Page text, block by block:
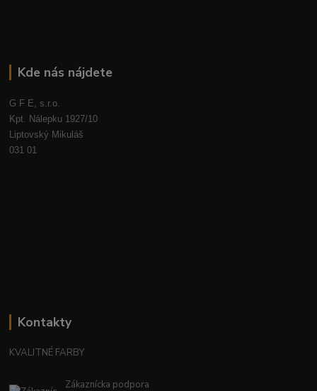
Kde nás nájdete
G F E, s.r.o.
Kpt. Nálepku 1927/10
Liptovský Mikuláš
031 01
Kontakty
KVALITNÉ FARBY
Zákaznícka podpora